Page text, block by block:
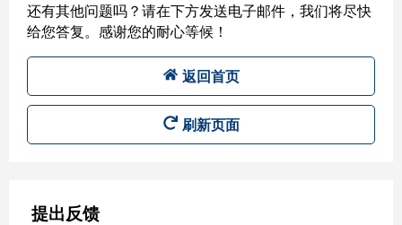
还有其他问题吗？请在下方发送电子邮件，我们将尽快
给您答复。感谢您的耐心等候！
返回首页
刷新页面
提出反馈